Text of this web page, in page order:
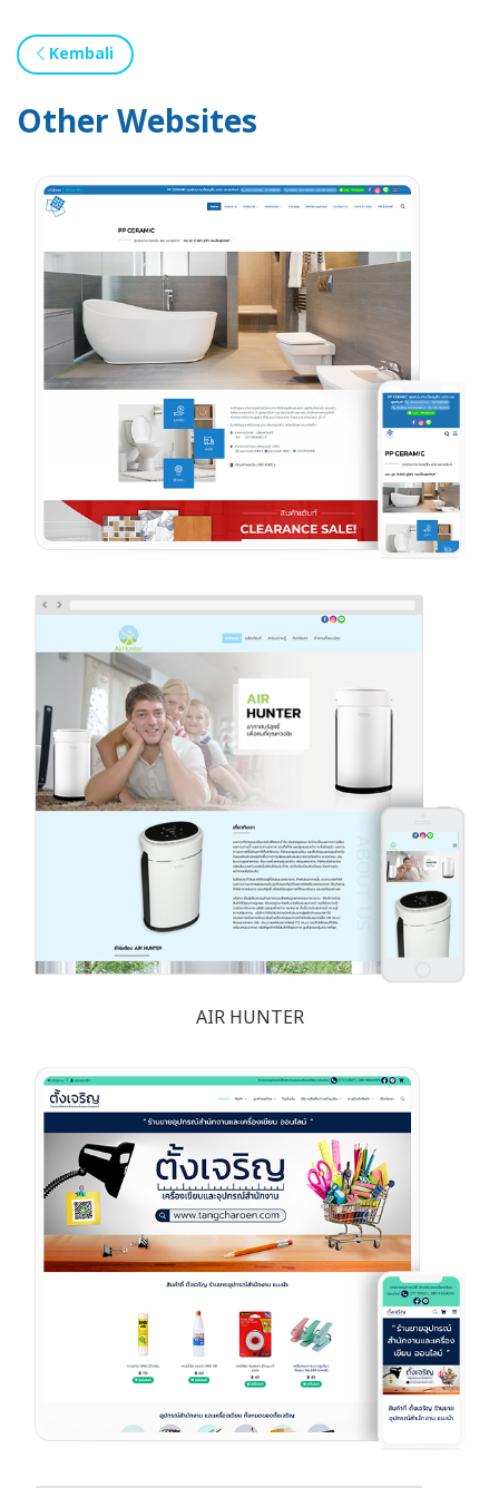
Kembali
Other Websites
AIR HUNTER